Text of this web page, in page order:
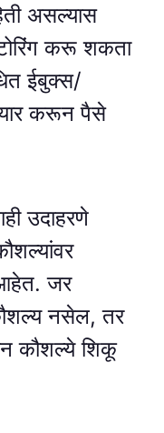
असल्यास
करू शकता
ईबुक्स/
करून पैसे
उदाहरणे
जर
नसेल, तर
कौशल्ये शिकू